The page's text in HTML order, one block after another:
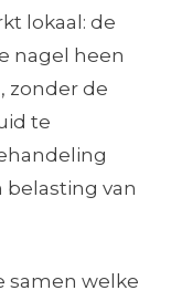
lokaal: de
nagel heen
zonder de
te
belasting van
samen welke